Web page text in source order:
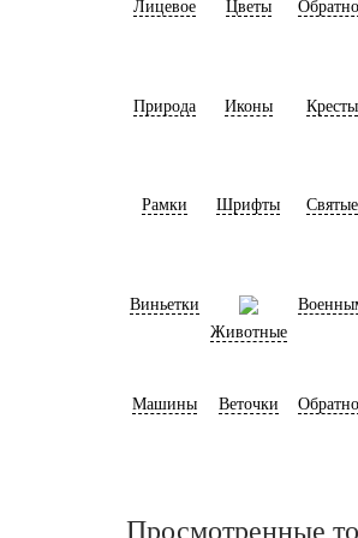
Лицевое Цветы
Природа Иконы Кресты
Рамки Шрифты Святые
Виньетки
Животные
Машины Веточки
Просмотренные